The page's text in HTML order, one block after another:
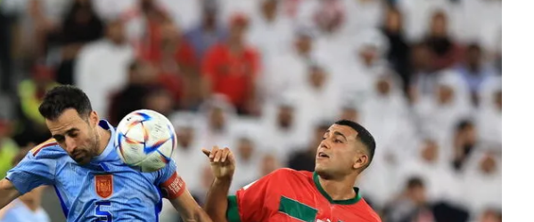
Ordu
Rize
Sakarya
Samsun
Siirt
Sinop